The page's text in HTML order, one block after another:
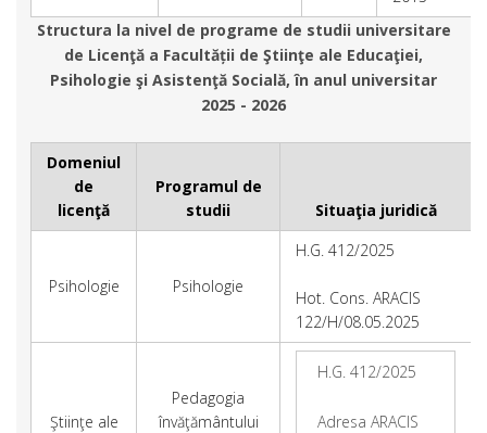
Structura la nivel de programe de studii universitare
de Licenţă a Facultății de Ştiinţe ale Educaţiei,
Psihologie şi Asistenţă Socială, în anul universitar
2025 - 2026
Domeniul
de
licenţă
Programul de
studii
Situaţia juridică
Psihologie Psihologie
H.G. 412/2025
Hot. Cons. ARACIS
122/H/08.05.2025
Ştiinţe ale
Pedagogia
învăţământului
H.G. 412/2025
Adresa ARACIS